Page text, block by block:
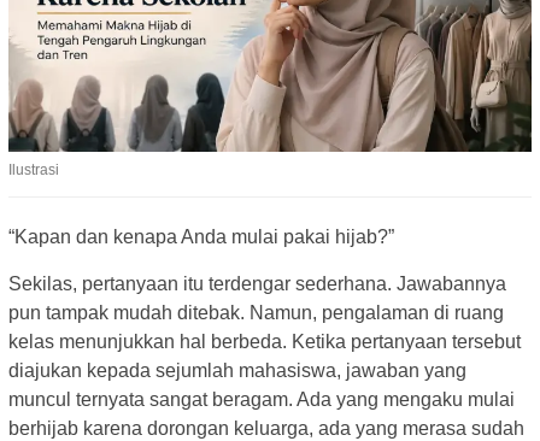
Ilustrasi
“Kapan dan kenapa Anda mulai pakai hijab?”
Sekilas, pertanyaan itu terdengar sederhana. Jawabannya
pun tampak mudah ditebak. Namun, pengalaman di ruang
kelas menunjukkan hal berbeda. Ketika pertanyaan tersebut
diajukan kepada sejumlah mahasiswa, jawaban yang
muncul ternyata sangat beragam. Ada yang mengaku mulai
berhijab karena dorongan keluarga, ada yang merasa sudah